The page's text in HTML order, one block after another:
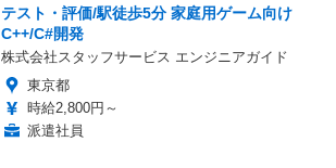
テスト・評価/駅徒歩5分 家庭用ゲーム向け
C++/C#開発
株式会社スタッフサービス エンジニアガイド
東京都
時給2,800円～
派遣社員